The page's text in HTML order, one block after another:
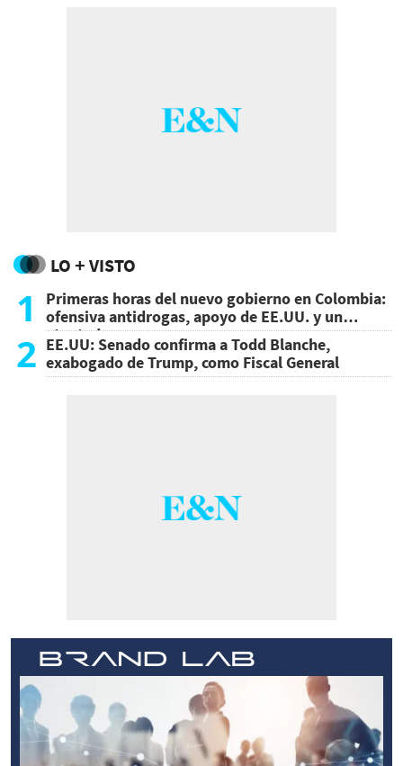
LO + VISTO
1
Primeras horas del nuevo gobierno en Colombia:
ofensiva antidrogas, apoyo de EE.UU. y un
atentado
2 EE.UU: Senado confirma a Todd Blanche,
exabogado de Trump, como Fiscal General